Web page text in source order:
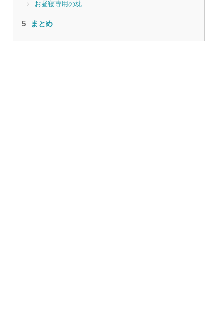
お昼寝専用の枕
まとめ